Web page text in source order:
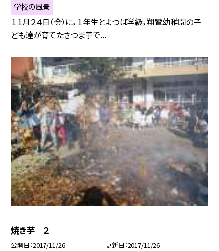
学校の風景
１１月２４日（金）に，１年生とよつば学級，翔鸞幼稚園の子
ども達が育てたさつま芋で...
焼き芋 ２
公開日 2017/11/26 更新日 2017/11/26